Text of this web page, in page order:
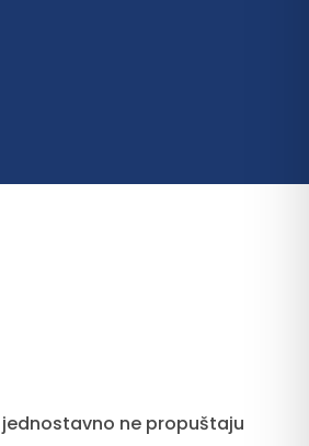
jednostavno ne propuštaju